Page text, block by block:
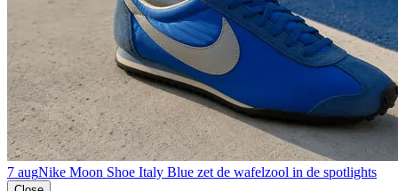
7 augNike Moon Shoe Italy Blue zet de wafelzool in de spotlights